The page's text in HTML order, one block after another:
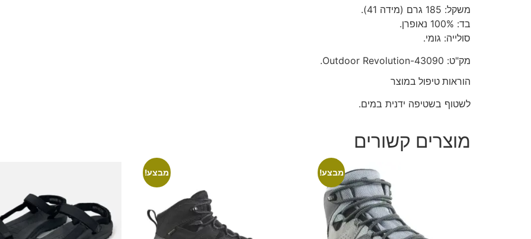
משקל: 185 גרם (מידה 41).
בד: 100% נאופרן.
סולייה: גומי.
מק"ט: Outdoor Revolution-43090.
הוראות טיפול במוצר
לשטוף בשטיפה ידנית במים.
מוצרים קשורים
מבצע! מבצע!